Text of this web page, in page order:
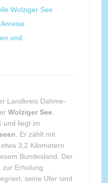
Wolziger See
und
Landkreis Dahme-
Wolziger See
und liegt im
. Er zählt mit
3,2 Kilometern
Bundesland. Der
zur Erholung
seine Ufer sind